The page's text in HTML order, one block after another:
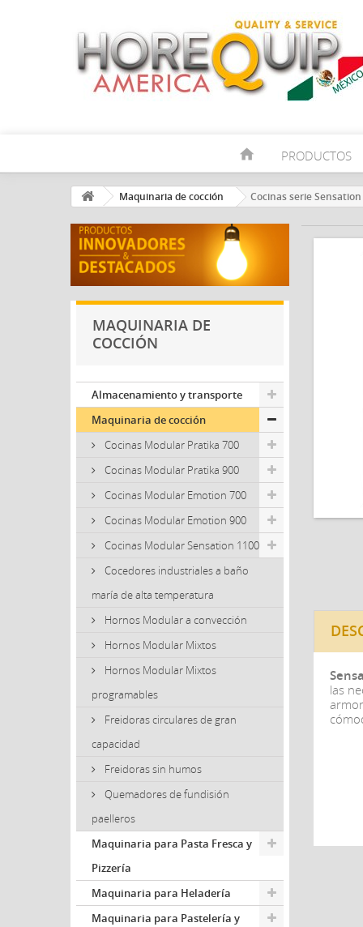
home PRODUCTOS
Maquinaria de cocción Cocinas serie
MAQUINARIA DE
COCCIÓN
Almacenamiento y transporte
Maquinaria de cocción
Cocinas Modular Pratika 700
Cocinas Modular Pratika 900
Cocinas Modular Emotion 700
Cocinas Modular Emotion 900
Cocinas Modular Sensation 1100
Cocedores industriales a baño
maría de alta temperatura
Hornos Modular a convección
Hornos Modular Mixtos
Hornos Modular Mixtos
programables
Freidoras circulares de gran
capacidad
Freidoras sin humos
Quemadores de fundisión
paelleros
Maquinaria para Pasta Fresca y
Pizzería
Maquinaria para Heladería
Maquinaria para Pastelería y
las